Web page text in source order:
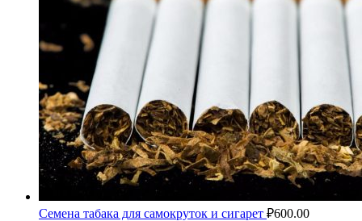
Семена табака для самокруток и сигарет ₽600.00